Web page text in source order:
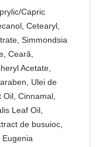
Capric
Cetearyl,
Simmondsia
Ceară,
Acetate,
Ulei de
Oil, Cinnamal,
Leaf Oil,
de busuioc,
Eugenia